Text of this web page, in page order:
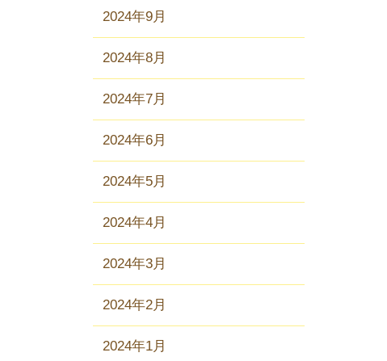
2024年9月
2024年8月
2024年7月
2024年6月
2024年5月
2024年4月
2024年3月
2024年2月
2024年1月